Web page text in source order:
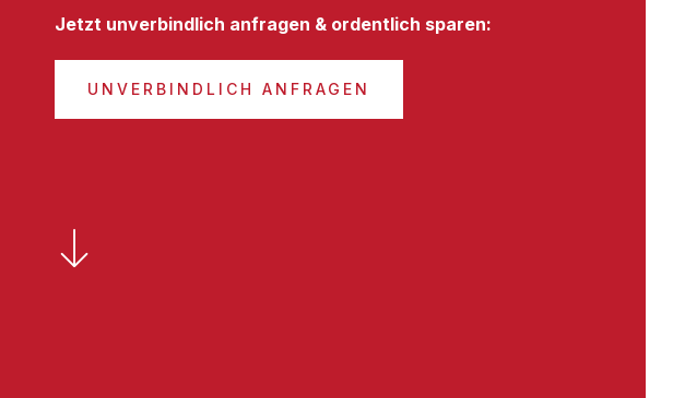
Jetzt unverbindlich anfragen & ordentlich sparen:
UNVERBINDLICH ANFRAGEN